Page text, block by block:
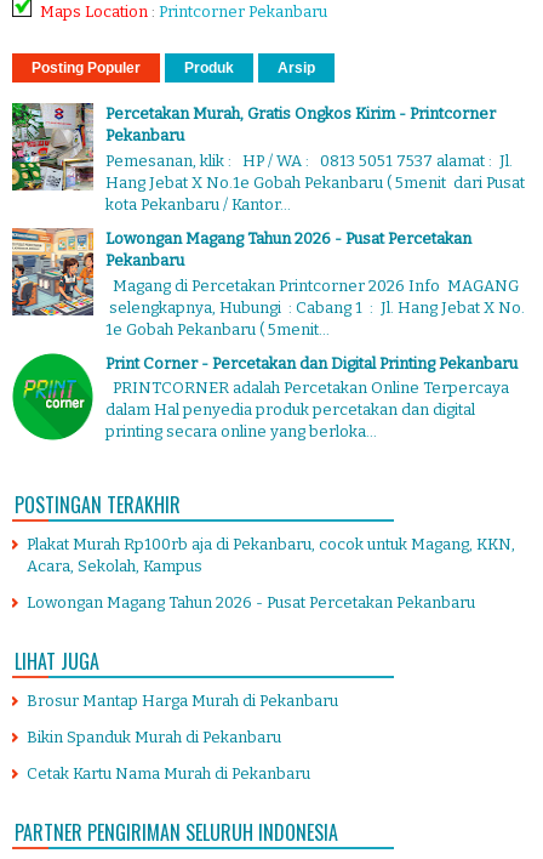
Maps Location : Printcorner Pekanbaru
Posting Populer Produk Arsip
Percetakan Murah, Gratis Ongkos Kirim - Printcorner
Pekanbaru
Pemesanan, klik : HP / WA : 0813 5051 7537 alamat : Jl.
Hang Jebat X No.1e Gobah Pekanbaru ( 5menit dari Pusat
kota Pekanbaru / Kantor...
Lowongan Magang Tahun 2026 - Pusat Percetakan
Pekanbaru
Magang di Percetakan Printcorner 2026 Info MAGANG
selengkapnya, Hubungi : Cabang 1 : Jl. Hang Jebat X No.
1e Gobah Pekanbaru ( 5menit...
Print Corner - Percetakan dan Digital Printing Pekanbaru
PRINTCORNER adalah Percetakan Online Terpercaya
dalam Hal penyedia produk percetakan dan digital
printing secara online yang berloka...
POSTINGAN TERAKHIR
Plakat Murah Rp100rb aja di Pekanbaru, cocok untuk Magang, KKN,
Acara, Sekolah, Kampus
Lowongan Magang Tahun 2026 - Pusat Percetakan Pekanbaru
LIHAT JUGA
Brosur Mantap Harga Murah di Pekanbaru
Bikin Spanduk Murah di Pekanbaru
Cetak Kartu Nama Murah di Pekanbaru
PARTNER PENGIRIMAN SELURUH INDONESIA